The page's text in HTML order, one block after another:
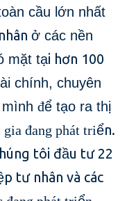
cầu lớn nhất
ở các nền
mặt tại hơn 100
chính, chuyên
để tạo ra thị
gia đang phát triển.
tôi đầu tư 22
p tư nhân và các